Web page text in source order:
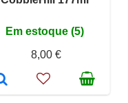
Em estoque (5)
8,00 €